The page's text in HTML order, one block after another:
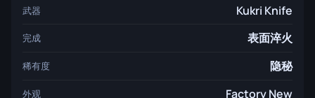
武器 Kukri Knife
完成 表面淬火
稀有度 隐秘
外观 Factory New